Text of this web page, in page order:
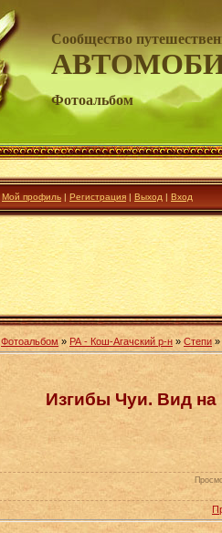
Сообщество
Фотоальбом
Мой профиль | Регистрация | Выход | Вход
Фотоальбом» РА - Кош-Агачский р-н » Степи»
Изгибы Чуи. Вид на